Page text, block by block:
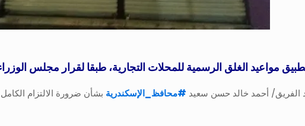
مواعيد الغلق الرسمية للمحلات التجارية، طبقا لقرار مجلس
الفريق/ أحمد خالد حسن سعيد #محافظ_الإسكندرية بشأن ضرورة الالتزام